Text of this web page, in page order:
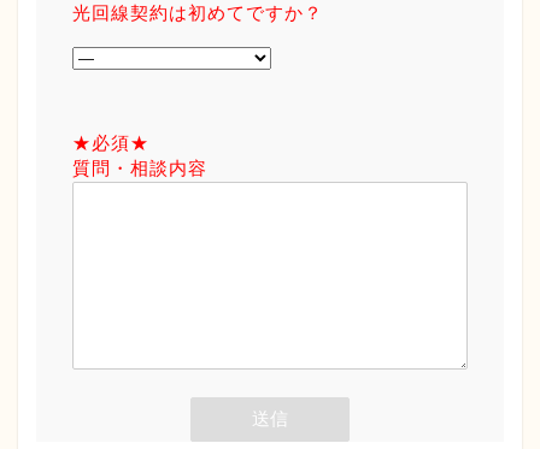
光回線契約は初めてですか？
★必須★
質問・相談内容